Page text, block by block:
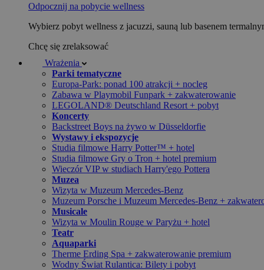
Odpocznij na pobycie wellness
Wybierz pobyt wellness z jacuzzi, sauną lub basenem
Chcę się zrelaksować
Wrażenia
Parki tematyczne
Europa-Park: ponad 100 atrakcji + nocleg
Zabawa w Playmobil Funpark + zakwaterowanie
LEGOLAND® Deutschland Resort + pobyt
Koncerty
Backstreet Boys na żywo w Düsseldorfie
Wystawy i ekspozycje
Studia filmowe Harry Potter™ + hotel
Studia filmowe Gry o Tron + hotel premium
Wieczór VIP w studiach Harry'ego Pottera
Muzea
Wizyta w Muzeum Mercedes-Benz
Muzeum Porsche i Muzeum Mercedes-Benz +
Musicale
Wizyta w Moulin Rouge w Paryżu + hotel
Teatr
Aquaparki
Therme Erding Spa + zakwaterowanie premium
Wodny Świat Rulantica: Bilety i pobyt